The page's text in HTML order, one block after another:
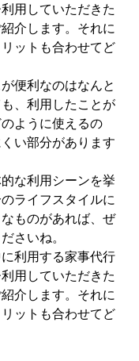
用していただきた
介します。それに
ットも合わせてど
便利なのはなんと
、利用したことが
ように使えるの
い部分があります
な利用シーンを挙
ライフスタイルに
ものがあれば、ぜ
さいね。
利用する家事代行
用していただきた
介します。それに
ットも合わせてど